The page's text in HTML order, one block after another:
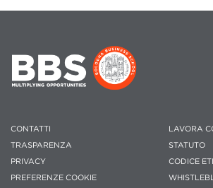
CONTATTI
TRASPARENZA
PRIVACY
PREFERENZE COOKIE
LAVORA
STATUTO
CODICE